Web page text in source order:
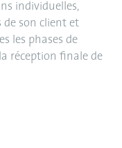
individuelles,
de son client et
les phases de
réception finale de